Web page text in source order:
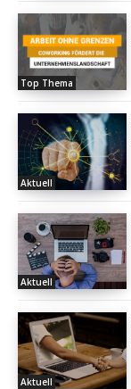
Top Thema
Aktuell
Aktuell
Aktuell